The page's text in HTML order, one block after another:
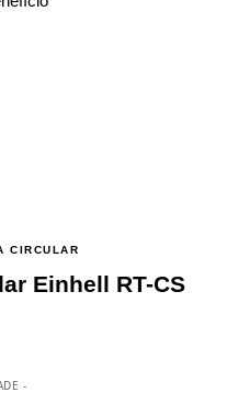
CIRCULAR
Einhell RT-CS
-